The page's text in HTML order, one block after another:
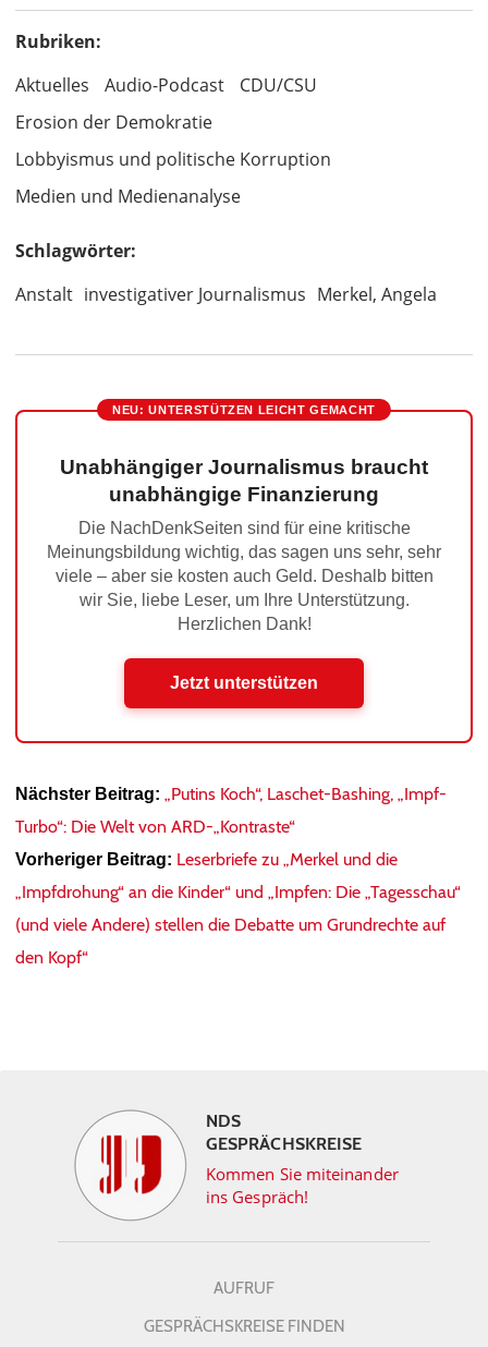
Rubriken:
Aktuelles
Audio-Podcast
CDU/CSU
Erosion der Demokratie
Lobbyismus und politische Korruption
Medien und Medienanalyse
Schlagwörter:
Anstalt investigativer Journalismus Merkel, Angela
NEU: UNTERSTÜTZEN LEICHT GEMACHT
Unabhängiger Journalismus braucht
unabhängige Finanzierung
Die NachDenkSeiten sind für eine kritische
Meinungsbildung wichtig, das sagen uns sehr, sehr
viele – aber sie kosten auch Geld. Deshalb bitten
wir Sie, liebe Leser, um Ihre Unterstützung.
Herzlichen Dank!
Jetzt unterstützen
Nächster Beitrag: „Putins Koch“, Laschet-Bashing, „Impf-
Turbo“: Die Welt von ARD-„Kontraste“
Vorheriger Beitrag: Leserbriefe zu „Merkel und die
„Impfdrohung“ an die Kinder“ und „Impfen: Die „Tagesschau“
(und viele Andere) stellen die Debatte um Grundrechte auf
den Kopf“
NDS
GESPRÄCHSKREISE
Kommen Sie miteinander
ins Gespräch!
AUFRUF
GESPRÄCHSKREISE FINDEN